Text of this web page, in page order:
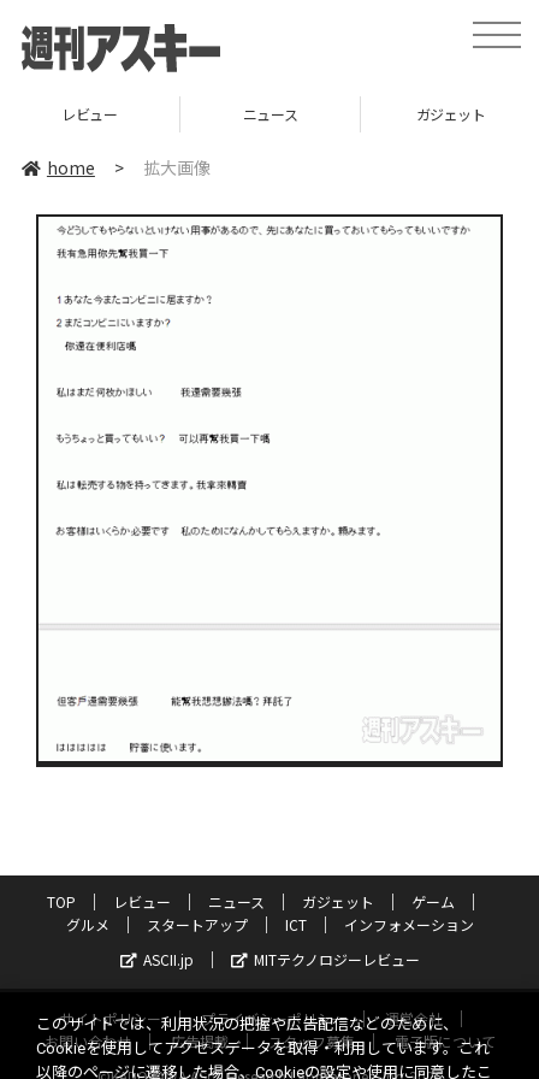
toggle
レビュー ニュース ガジェット
home > 拡大画像
TOP レビュー ニュース ガジェット
ゲーム
グルメ
スタートアップ ICT
インフォメーション
ASCII.jp
MITテクノロジーレビュー
サイトポリシー プライバシーポリシー
運営会社
お問い合わせ
広告掲載 スタッフ募集
電子版について
このサイトでは、利用状況の把握や広告配信などのために、
Cookieを使用してアクセスデータを取得・利用しています。これ
以降のページに遷移した場合、Cookieの設定や使用に同意したこ